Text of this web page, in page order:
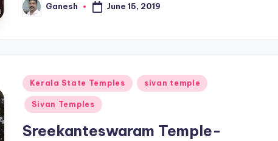
Posted
by
Ganesh June 15, 2019
Posted
in
Kerala State Temples sivan temple
Sivan Temples
Sreekanteswaram Temple-